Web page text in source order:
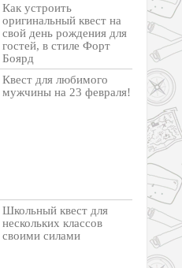
Как устроить
оригинальный квест на
свой день рождения для
гостей, в стиле Форт
Боярд
Квест для любимого
мужчины на 23 февраля!
Школьный квест для
нескольких классов
своими силами